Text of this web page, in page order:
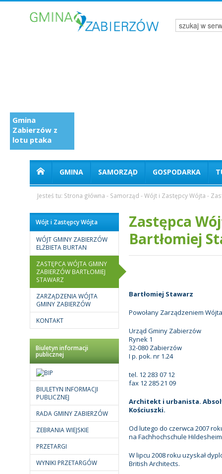
Gmina
Zabierzów z
lotu ptaka
GMINA SAMORZĄD GOSPODARKA
Jesteś tu: Strona główna - Samorząd -Wójt i Zastępcy Wójta -
Wójt i Zastępcy Wójta
WÓJT GMINY ZABIERZÓW
ELŻBIETA BURTAN
ZASTĘPCA WÓJTA GMINY
ZABIERZÓW BARTŁOMIEJ
STAWARZ
ZARZĄDZENIA WÓJTA
GMINY ZABIERZÓW
KONTAKT
Biuletyn informacji
publicznej
BIULETYN INFORMACJI
PUBLICZNEJ
RADA GMINY ZABIERZÓW
ZEBRANIA WIEJSKIE
PRZETARGI
WYNIKI PRZETARGÓW
Zastępca
Bartłomiej
Bartłomiej Stawarz
Powołany Zarządzeniem
Urząd Gminy Zabierzów
Rynek 1
32-080 Zabierzów
I p. pok. nr 1.24
tel. 12 283 07 12
fax 12 285 21 09
Architekt i urbanista.
Kościuszki.
Od lutego do czerwca 2007
na Fachhochschule
W lipcu 2008 roku uzyskał
British Architects.